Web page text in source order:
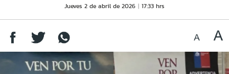
Jueves 2 de abril de 2026 17:33 hrs